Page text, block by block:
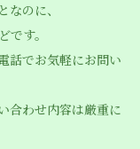
のに、
す。
話でお気軽にお問い
合わせ内容は厳重に